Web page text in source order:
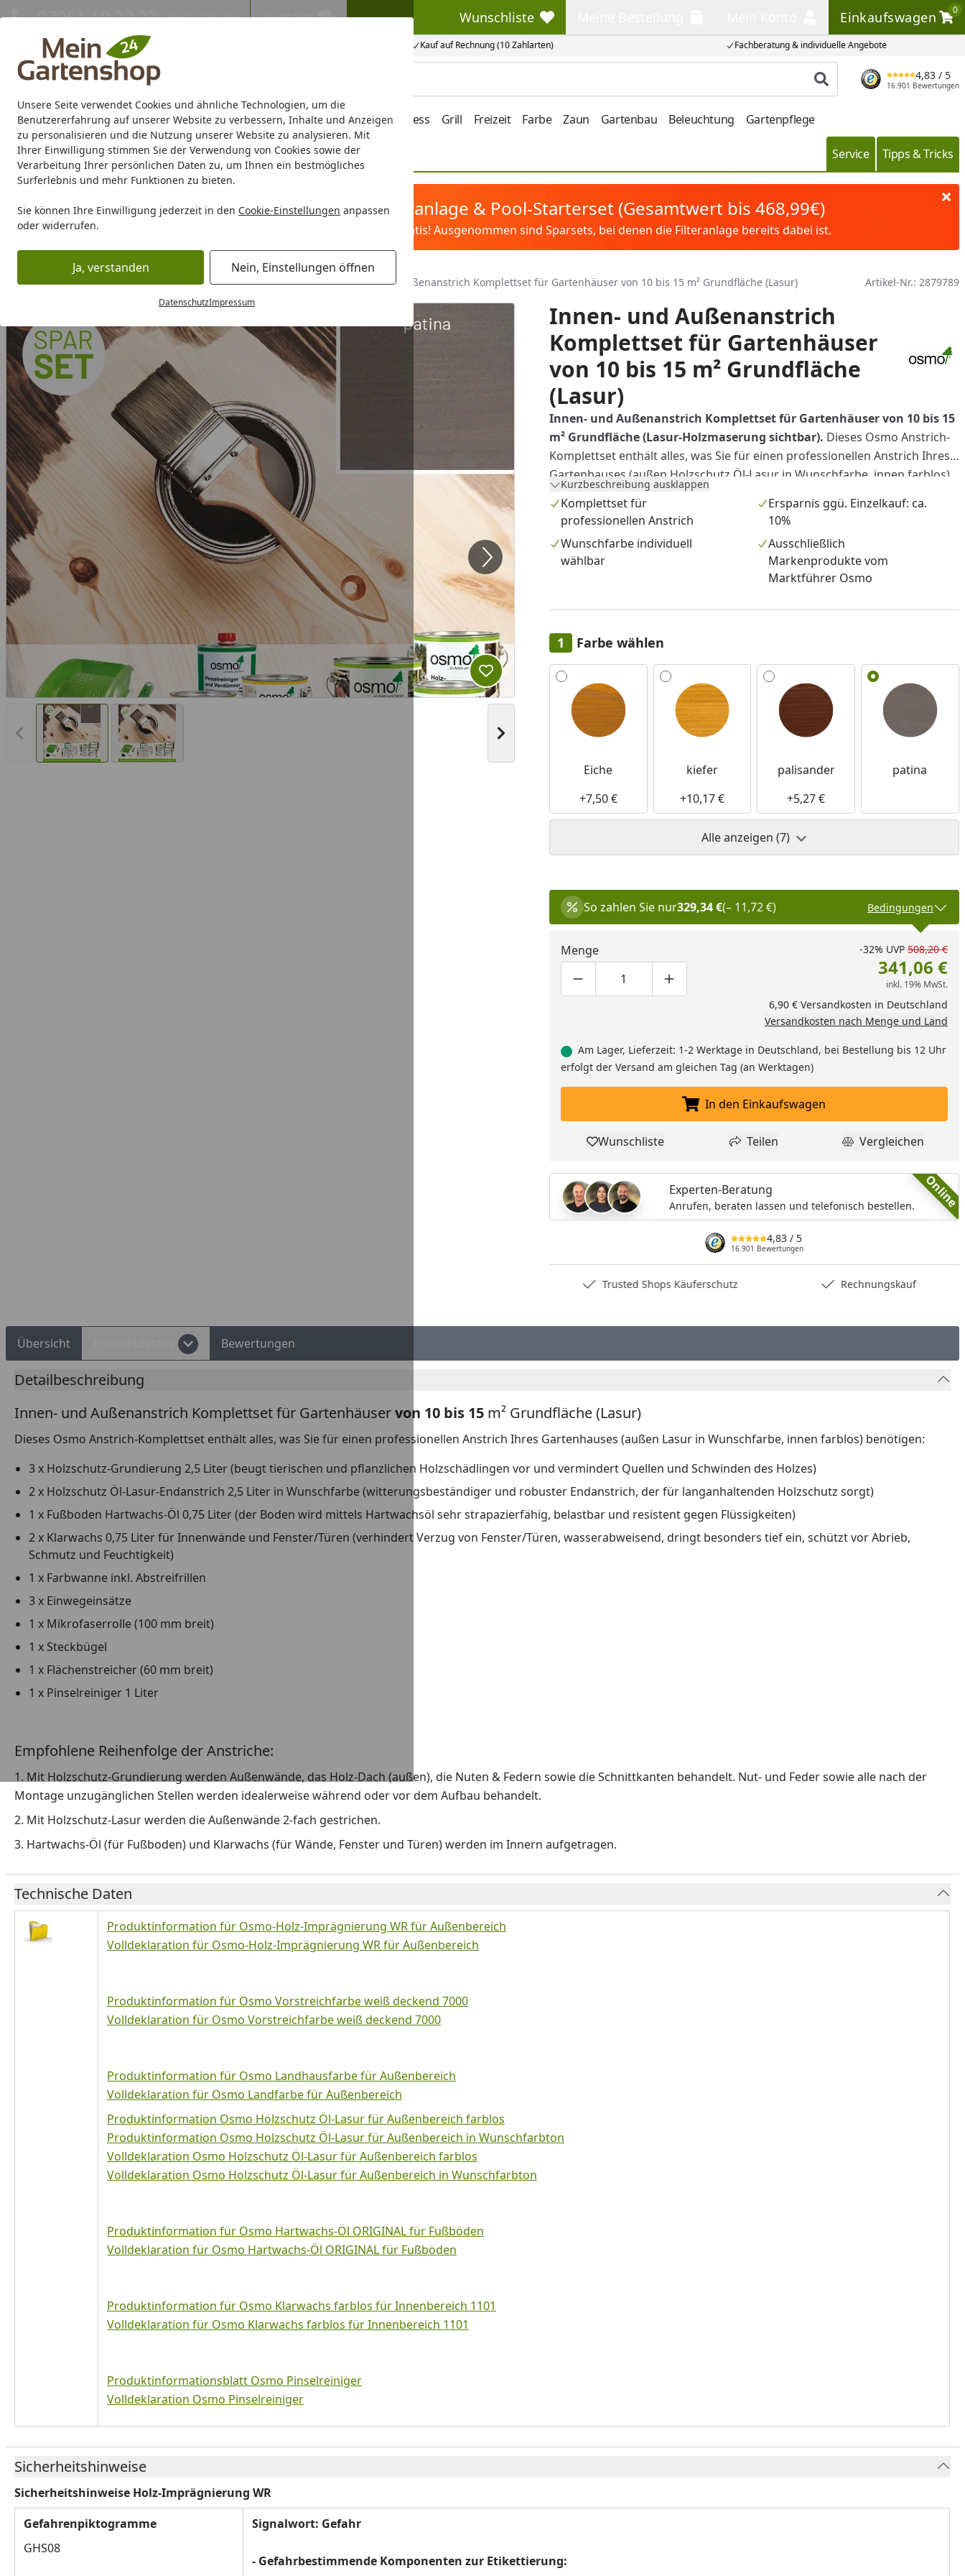
Unsere Seite verwendet Cookies und ähnliche Technologien, um die
Benutzererfahrung auf unserer Website zu verbessern, Inhalte und Anzeigen
zu personalisieren und die Nutzung unserer Website zu analysieren. Mit
Ihrer Einwilligung stimmen Sie der Verwendung von Cookies sowie der
Verarbeitung Ihrer persönlichen Daten zu, um Ihnen ein bestmögliches
Surferlebnis und mehr Funktionen zu bieten.
Sie können Ihre Einwilligung jederzeit in den Cookie-Einstellungen anpassen
oder widerrufen.
Ja, verstanden Nein, Einstellungen öffnen
DatenschutzImpressum
Eigene Montage-Teams Kauf auf Rechnung (10 Zahlarten) Fachberatung & individuelle Angebote
07051 / 9 22 22 Mo-Fr. 8-16 Uhr Kontakt Wunschliste
Wunschliste Einkaufswagen
0
Einkaufswagen
Produkt suchen
4,83 / 5
16.901 Bewertungen
Gartenhaus Gerätehaus Gewächshaus Carport/Garage/Vordach Wellness Grill Freizeit Farbe Zaun Gartenbau Beleuchtung Gartenpflege
Marken Sale % Service Tipps & Tricks
Karibu Pools inkl. gratis Sandfilteranlage & Pool-Starterset (Gesamtwert bis 468,99€)
Dein Traumpool im Sorglos-Paket: Filter&Pflege gratis! Ausgenommen sind Sparsets, bei denen die Filteranlage bereits dabei ist.
Gartenhaus Zubehör für Gartenhäuser Holzschutz / Lasur Innen- und Außenanstrich Komplettset für Gartenhäuser von 10 bis 15 m² Grundfläche (Lasur) Artikel-Nr.: 2879789
Vorheriges Bild anzeigen Nächstes Bild anzeigen
Produkt zur Wunschliste hinzufügen
Innen- und Außenanstrich
Komplettset für Gartenhäuser
von 10 bis 15 m² Grundfläche
(Lasur)
Innen- und Außenanstrich Komplettset für Gartenhäuservon 10 bis 15
m² Grundfläche (Lasur-Holzmaserung sichtbar). Dieses Osmo Anstrich-
Komplettset enthält alles, was Sie für einen professionellen Anstrich Ihres
Gartenhauses (außen Holzschutz Öl-Lasur in Wunschfarbe, innen farblos)
benötigen: Holzschutz-Grundierung, 2-facher Lasur-Endanstrich in
Wunschfarbe, Fußboden Hartwachs-Öl, Klarwachs für Innenwände und
Fenster/Türen, Farbwanne inkl. Abstreifrillen, Einwegeinsätze (3 Stück),
Mikrofaserrolle (100 mm breit), Steckbügel, Flächenstreicher (60 mm breit)
und 1 Liter Pinselreiniger.
Ersparnis ggü. Einzelkauf: ca. 10%.
Kurzbeschreibung ausklappen
Komplettset für
professionellen Anstrich
Ersparnis ggü. Einzelkauf: ca.
10%
Wunschfarbe individuell
wählbar
Ausschließlich
Markenprodukte vom
Marktführer Osmo
Farbe wählen
Alle anzeigen (7)
Eiche
+7,50 €
kiefer
+10,17 €
palisander
+5,27 €
patina
Alle anzeigen (7)
So zahlen Sie nur329,34 €(– 11,72 €) Bedingungen
Menge
Produktmenge um eins verringern
Produktmenge manuell eingeben
Produktmenge um eins erhöhen
-32% UVP 508,20 €
341,06 €
inkl. 19% MwSt.
6,90 € Versandkosten in Deutschland
Versandkosten nach Menge und Land
Am Lager, Lieferzeit: 1-2 Werktage in Deutschland, bei Bestellung bis 12 Uhr
erfolgt der Versand am gleichen Tag (an Werktagen)
In den Einkaufswagen legen
In den Einkaufswagen
Produkt zur Wunschliste hinzufügen
Wunschliste Teilen
Teilen Produkt
Vergleichen
Online
Experten-Beratung
Anrufen, beraten lassen und telefonisch bestellen.
4,83 / 5
16.901 Bewertungen
Trusted Shops Käuferschutz Rechnungskauf
Übersicht Bewertungen
Detailbeschreibung
Innen- und Außenanstrich Komplettset für Gartenhäuservon 10 bis 15 m² Grundfläche (Lasur)
Dieses Osmo Anstrich-Komplettset enthält alles, was Sie für einen professionellen Anstrich Ihres Gartenhauses (außen Lasur in Wunschfarbe, innen farblos) benötigen:
3 x Holzschutz-Grundierung 2,5 Liter (beugt tierischen und pflanzlichen Holzschädlingen vor und vermindert Quellen und Schwinden des Holzes)
2 x Holzschutz Öl-Lasur-Endanstrich 2,5 Liter in Wunschfarbe (witterungsbeständiger und robuster Endanstrich, der für langanhaltenden Holzschutz sorgt)
1 x Fußboden Hartwachs-Öl 0,75 Liter (der Boden wird mittels Hartwachsöl sehr strapazierfähig, belastbar und resistent gegen Flüssigkeiten)
2 x Klarwachs 0,75 Liter für Innenwände und Fenster/Türen (verhindert Verzug von Fenster/Türen, wasserabweisend, dringt besonders tief ein, schützt vor Abrieb,
Schmutz und Feuchtigkeit)
1 x Farbwanne inkl. Abstreifrillen
3 x Einwegeinsätze
1 x Mikrofaserrolle (100 mm breit)
1 x Steckbügel
1 x Flächenstreicher (60 mm breit)
1 x Pinselreiniger 1 Liter
Empfohlene Reihenfolge der Anstriche:
1. Mit Holzschutz-Grundierung werden Außenwände, das Holz-Dach (außen), die Nuten & Federn sowie die Schnittkanten behandelt. Nut- und Feder sowie alle nach der
Montage unzugänglichen Stellen werden idealerweise während oder vor dem Aufbau behandelt.
2. Mit Holzschutz-Lasur werden die Außenwände 2-fach gestrichen.
3. Hartwachs-Öl (für Fußboden) und Klarwachs (für Wände, Fenster und Türen) werden im Innern aufgetragen.
Technische Daten
Produktinformation für Osmo-Holz-Imprägnierung WR für Außenbereich
Volldeklaration für Osmo-Holz-Imprägnierung WR für Außenbereich
Produktinformation für Osmo Vorstreichfarbe weiß deckend 7000
Volldeklaration für Osmo Vorstreichfarbe weiß deckend 7000
Produktinformation für Osmo Landhausfarbe für Außenbereich
Volldeklaration für Osmo Landfarbe für Außenbereich
Produktinformation Osmo Holzschutz Öl-Lasur für Außenbereich farblos
Produktinformation Osmo Holzschutz Öl-Lasur für Außenbereich in Wunschfarbton
Volldeklaration Osmo Holzschutz Öl-Lasur für Außenbereich farblos
Volldeklaration Osmo Holzschutz Öl-Lasur für Außenbereich in Wunschfarbton
Produktinformation für Osmo Hartwachs-Öl ORIGINAL für Fußböden
Volldeklaration für Osmo Hartwachs-Öl ORIGINAL für Fußböden
Produktinformation für Osmo Klarwachs farblos für Innenbereich 1101
Volldeklaration für Osmo Klarwachs farblos für Innenbereich 1101
Produktinformationsblatt Osmo Pinselreiniger
Volldeklaration Osmo Pinselreiniger
Sicherheitshinweise
Sicherheitshinweise Holz-Imprägnierung WR
Gefahrenpiktogramme
GHS08
Signalwort: Gefahr
- Gefahrbestimmende Komponenten zur Etikettierung: